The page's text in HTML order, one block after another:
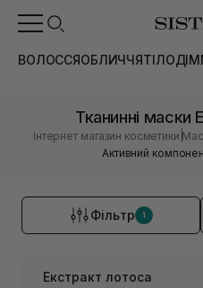
ВОЛОССЯОБЛИЧЧЯТІЛОДІМ
Тканинні маски
Інтернет магазин косметики |
Активний
Фільтр 1
Екстракт лотоса